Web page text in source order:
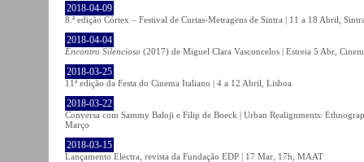
2018-04-09
8.ª edição Córtex – Festival de Curtas-Metragens de Sintra | 11 a 18 Abril,
2018-04-04
Encontro Silencioso (2017) de Miguel Clara Vasconcelos | Estreia 5 Abr,
2018-03-25
11ª edição da Festa do Cinema Italiano | 4 a 12 Abril, Lisboa
2018-03-22
Conversa com Sammy Baloji e Filip de Boeck | Urban Realignments:
Março
2018-03-15
Lançamento Electra, revista da Fundação EDP | 17 Mar, 17h, MAAT